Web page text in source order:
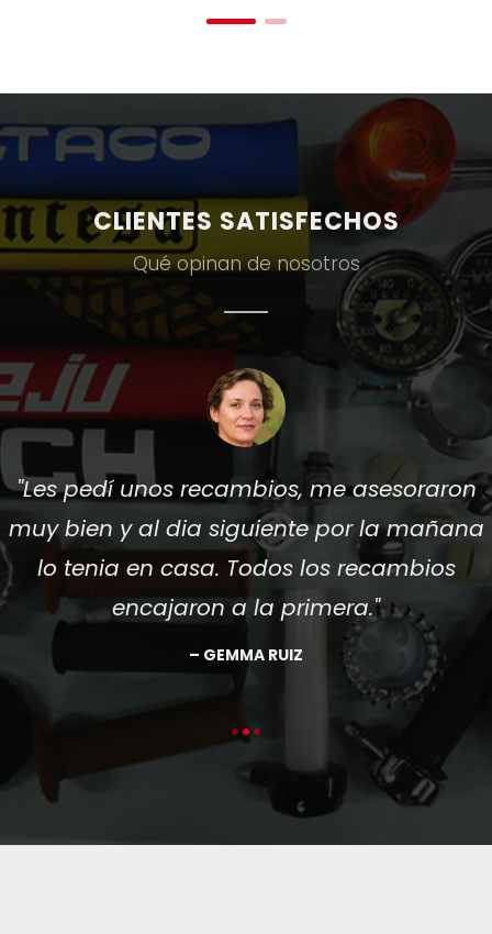
CLIENTES SATISFECHOS
Qué opinan de nosotros
Les pedí unos recambios, me asesoraron
muy bien y al dia siguiente por la mañana
lo tenia en casa. Todos los recambios
encajaron a la primera.
GEMMA RUIZ